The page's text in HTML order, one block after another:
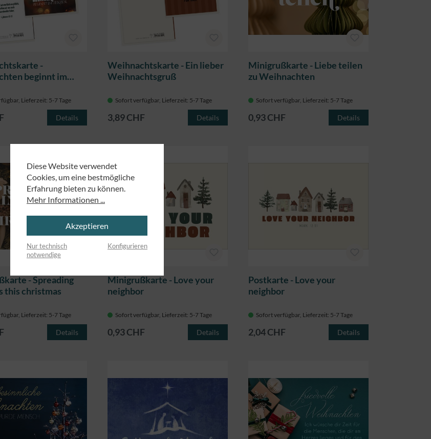
-
beginnt im
Lieferzeit: 5-7 Tage
Details
Weihnachtskarte - Ein lieber
Weihnachtsgruß
Sofort verfügbar, Lieferzeit: 5-7 Tage
3,89 CHF Details
Minigrußkarte - Liebe teilen
zu Weihnachten
Sofort verfügbar, Lieferzeit: 5-7 Tage
0,93 CHF Details
- Spreading
this christmas
Lieferzeit: 5-7 Tage
Details
Minigrußkarte - Love your
neighbor
Sofort verfügbar, Lieferzeit: 5-7 Tage
0,93 CHF Details
Postkarte - Love your
neighbor
Sofort verfügbar, Lieferzeit: 5-7 Tage
2,04 CHF Details
Diese Website verwendet
Cookies, um eine bestmögliche
Erfahrung bieten zu können.
Mehr Informationen ...
Akzeptieren
Nur technisch
notwendige
Konfigurieren